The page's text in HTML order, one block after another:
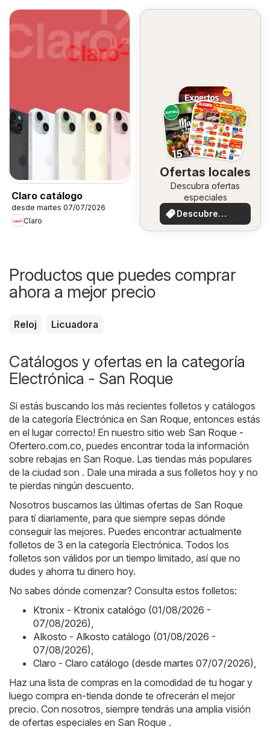
Claro catálogo
desde martes 07/07/2026
Claro
Ofertas locales
Descubra ofertas
especiales
Descubre
ofertas
Productos que puedes comprar
ahora a mejor precio
Reloj Licuadora
Catálogos y ofertas en la categoría
Electrónica - San Roque
Si estás buscando los más recientes folletos y catálogos
de la categoría Electrónica en San Roque, entonces estás
en el lugar correcto! En nuestro sitio web San Roque -
Ofertero.com.co, puedes encontrar toda la información
sobre rebajas en San Roque. Las tiendas más populares
de la ciudad son . Dale una mirada a sus folletos hoy y no
te pierdas ningún descuento.
Nosotros buscamos las últimas ofertas de San Roque
para tí diariamente, para que siempre sepas dónde
conseguir las mejores. Puedes encontrar actualmente
folletos de 3 en la categoría Electrónica. Todos los
folletos son válidos por un tiempo limitado, así que no
dudes y ahorra tu dinero hoy.
No sabes dónde comenzar? Consulta estos folletos:
Ktronix - Ktronix catalógo (01/08/2026 -
07/08/2026),
Alkosto - Alkosto catálogo (01/08/2026 -
07/08/2026),
Claro - Claro catálogo (desde martes 07/07/2026),
Haz una lista de compras en la comodidad de tu hogar y
luego compra en-tienda donde te ofrecerán el mejor
precio. Con nosotros, siempre tendrás una amplia visión
de ofertas especiales en San Roque .